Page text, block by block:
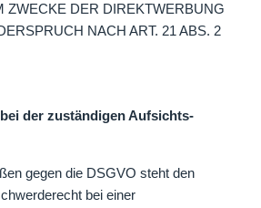
ZWECKE DER DIREKTWERBUNG
NACH ART. 21 ABS. 2
der zuständigen Aufsichts­
gegen die DSGVO steht den
bei einer